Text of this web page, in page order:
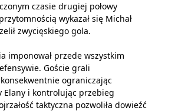
czasie drugiej połowy
wykazał się Michał
zwycięskiego gola.
imponował przede wszystkim
Goście grali
ograniczając
Elany i kontrolując przebieg
taktyczna pozwoliła dowieźć